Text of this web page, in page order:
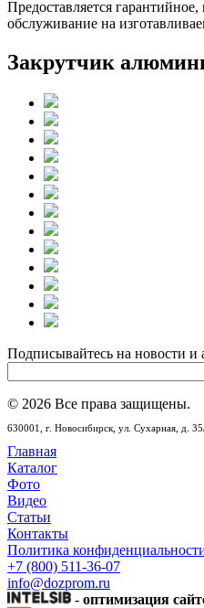
Предоставляется
обслуживание на
Закрутчик
Подписывайтесь на новости и
© 2026 Все права защищены.
630001, г. Новосибирск, ул. Сухарная, д.
Главная
Каталог
Фото
Видео
Статьи
Контакты
Политика
+7 (800) 511-36-07
info@dozprom.ru
- оптимизация